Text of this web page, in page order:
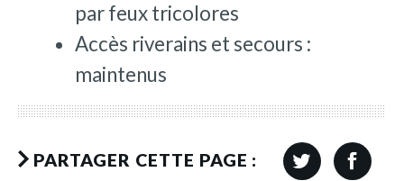
par feux tricolores
Accès riverains et secours :
maintenus
PARTAGER CETTE PAGE :